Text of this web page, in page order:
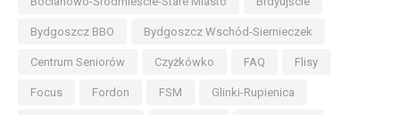
Bydgoszcz BBO Bydgoszcz Wschód-Siernieczek
Centrum Seniorów Czyżkówko FAQ Flisy
Focus Fordon FSM Glinki-Rupienica